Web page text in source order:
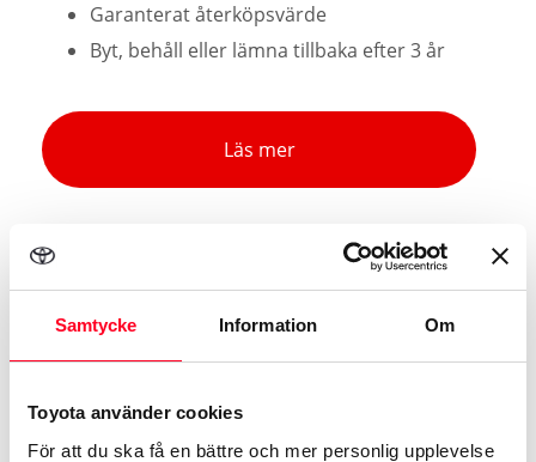
Samtycke Information Om
Toyota använder cookies
För att du ska få en bättre och mer personlig upplevelse
Garanterat återköpsvärde
Byt, behåll eller lämna tillbaka efter 3 år
Läs mer